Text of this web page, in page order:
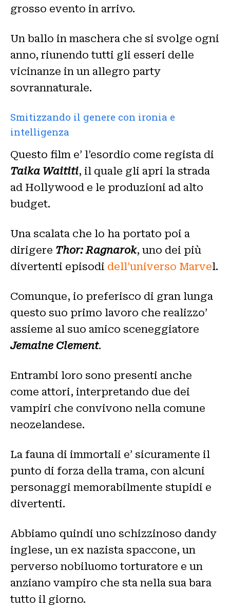
grosso evento in arrivo.
Un ballo in maschera che si svolge ogni
anno, riunendo tutti gli esseri delle
vicinanze in un allegro party
sovrannaturale.
Smitizzando il genere con ironia e
intelligenza
Questo film e’ l’esordio come regista di
Taika Waititi, il quale gli apri la strada
ad Hollywood e le produzioni ad alto
budget.
Una scalata che lo ha portato poi a
dirigere Thor: Ragnarok, uno dei più
divertenti episodi dell’universo Marvel.
Comunque, io preferisco di gran lunga
questo suo primo lavoro che realizzo’
assieme al suo amico sceneggiatore
Jemaine Clement.
Entrambi loro sono presenti anche
come attori, interpretando due dei
vampiri che convivono nella comune
neozelandese.
La fauna di immortali e’ sicuramente il
punto di forza della trama, con alcuni
personaggi memorabilmente stupidi e
divertenti.
Abbiamo quindi uno schizzinoso dandy
inglese, un ex nazista spaccone, un
perverso nobiluomo torturatore e un
anziano vampiro che sta nella sua bara
tutto il giorno.